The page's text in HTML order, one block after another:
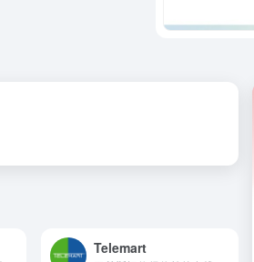
Telemart